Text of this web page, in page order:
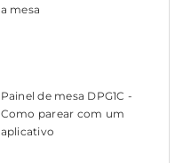
a mesa
Painel de mesa DPG1C -
Como parear com um
aplicativo